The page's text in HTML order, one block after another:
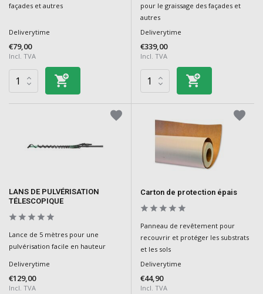
façades et autres
Deliverytime
€79,00
Incl. TVA
pour le graissage des façades et
autres
Deliverytime
€339,00
Incl. TVA
LANS DE PULVÉRISATION
TÉLESCOPIQUE
Lance de 5 mètres pour une
pulvérisation facile en hauteur
Deliverytime
€129,00
Incl. TVA
Carton de protection épais
Panneau de revêtement pour
recouvrir et protéger les substrats
et les sols
Deliverytime
€44,90
Incl. TVA